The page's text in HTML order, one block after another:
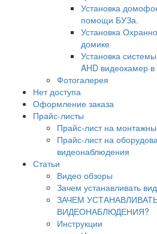
Установка
помощи БУЗа.
Установка
домике
Установка
AHD видеокамер
Фотогалерея
Нет доступа
Оформление заказа
Прайс-листы
Прайс-лист на
Прайс-лист на
видеонаблюдения
Статьи
Видео обзоры
Зачем устанавливать
ЗАЧЕМ
ВИДЕОНАБЛЮДЕНИЯ?
Инструкции